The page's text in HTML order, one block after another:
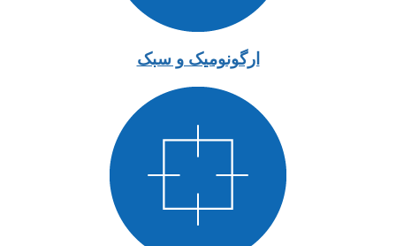
ارگونومیک و سبک